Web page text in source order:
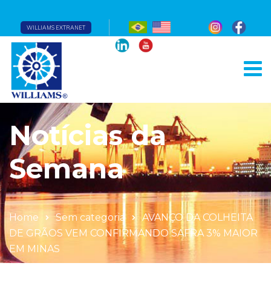
WILLIAMS EXTRANET
Notícias da
Semana
Home Sem categoria
AVANÇO DA COLHEITA
DE GRÃOS VEM CONFIRMANDO SAFRA 3% MAIOR
EM MINAS